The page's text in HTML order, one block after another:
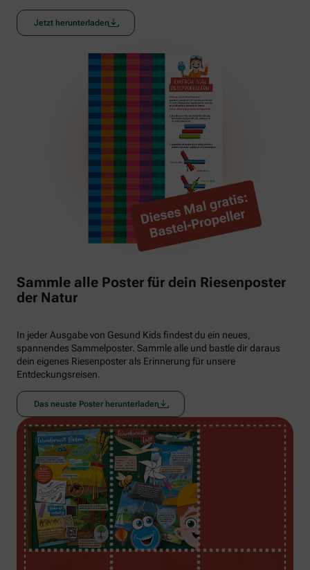
Jetzt herunterladen
Sammle alle Poster für dein Riesenposter
der Natur
In jeder Ausgabe von Gesund Kids findest du ein neues,
spannendes Sammelposter. Sammle alle und bastle dir daraus
dein eigenes Riesenposter als Erinnerung für unsere
Entdeckungsreisen.
Das neuste Poster herunterladen